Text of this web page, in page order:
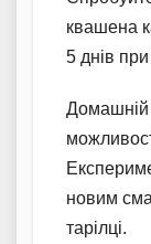
квашена
5 днів при
Домашній
новим
тарілці.